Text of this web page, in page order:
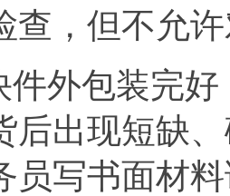
查，但不允
件外包装完
后出现短缺
员写书面材